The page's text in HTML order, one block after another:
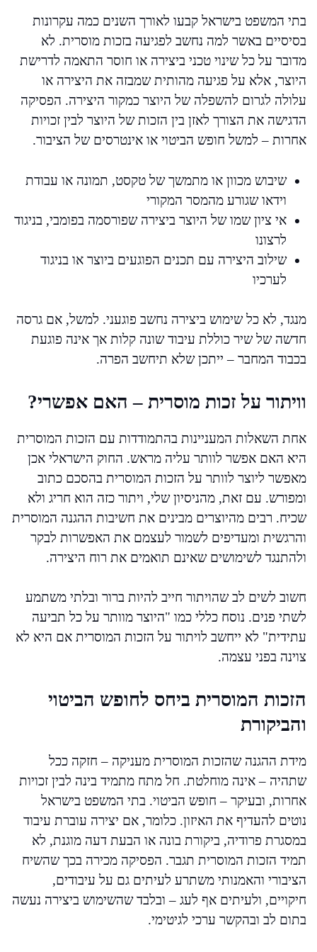
בתי המשפט בישראל קבעו לאורך השנים כמה עקרונות
בסיסיים באשר למה נחשב לפגיעה בזכות מוסרית. לא
מדובר על כל שינוי טכני ביצירה או חוסר התאמה לדרישת
היוצר, אלא על פגיעה מהותית שמבזה את היצירה או
עלולה לגרום להשפלה של היוצר כמקור היצירה. הפסיקה
הדגישה את הצורך לאזן בין הזכות של היוצר לבין זכויות
אחרות – למשל חופש הביטוי או אינטרסים של הציבור.
שיבוש מכוון או מתמשך של טקסט, תמונה או עבודת
וידאו שגורע מהמסר המקורי
אי ציון שמו של היוצר ביצירה שפורסמה בפומבי, בניגוד
לרצונו
שילוב היצירה עם תכנים הפוגעים ביוצר או בניגוד
לערכיו
מנגד, לא כל שימוש ביצירה נחשב פוגעני. למשל, אם גרסה
חדשה של שיר כוללת עיבוד שונה קלות אך אינה פוגעת
בכבוד המחבר – ייתכן שלא תיחשב הפרה.
וויתור על זכות מוסרית – האם אפשרי?
אחת השאלות המעניינות בהתמודדות עם הזכות המוסרית
היא האם אפשר לוותר עליה מראש. החוק הישראלי אכן
מאפשר ליוצר לוותר על הזכות המוסרית בהסכם כתוב
ומפורש. עם זאת, מהניסיון שלי, ויתור כזה הוא חריג ולא
שכיח. רבים מהיוצרים מבינים את חשיבות ההגנה המוסרית
והרגשית ומעדיפים לשמור לעצמם את האפשרות לבקר
ולהתנגד לשימושים שאינם תואמים את רוח היצירה.
חשוב לשים לב שהויתור חייב להיות ברור ובלתי משתמע
לשתי פנים. נוסח כללי כמו "היוצר מוותר על כל תביעה
עתידית" לא ייחשב לויתור על הזכות המוסרית אם היא לא
צוינה בפני עצמה.
הזכות המוסרית ביחס לחופש הביטוי
והביקורת
מידת ההגנה שהזכות המוסרית מעניקה – חזקה ככל
שתהיה – אינה מוחלטת. חל מתח מתמיד בינה לבין זכויות
אחרות, ובעיקר – חופש הביטוי. בתי המשפט בישראל
נוטים להעדיף את האיזון. כלומר, אם יצירה עוברת עיבוד
במסגרת פרודיה, ביקורת בונה או הבעת דעה מוגנת, לא
תמיד הזכות המוסרית תגבר. הפסיקה מכירה בכך שהשיח
הציבורי והאמנותי משתרע לעיתים גם על עיבודים,
חיקויים, ולעיתים אף לעג – ובלבד שהשימוש ביצירה נעשה
בתום לב ובהקשר ערכי לגיטימי.